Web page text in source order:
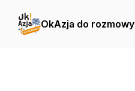
OkAzja do rozmowy